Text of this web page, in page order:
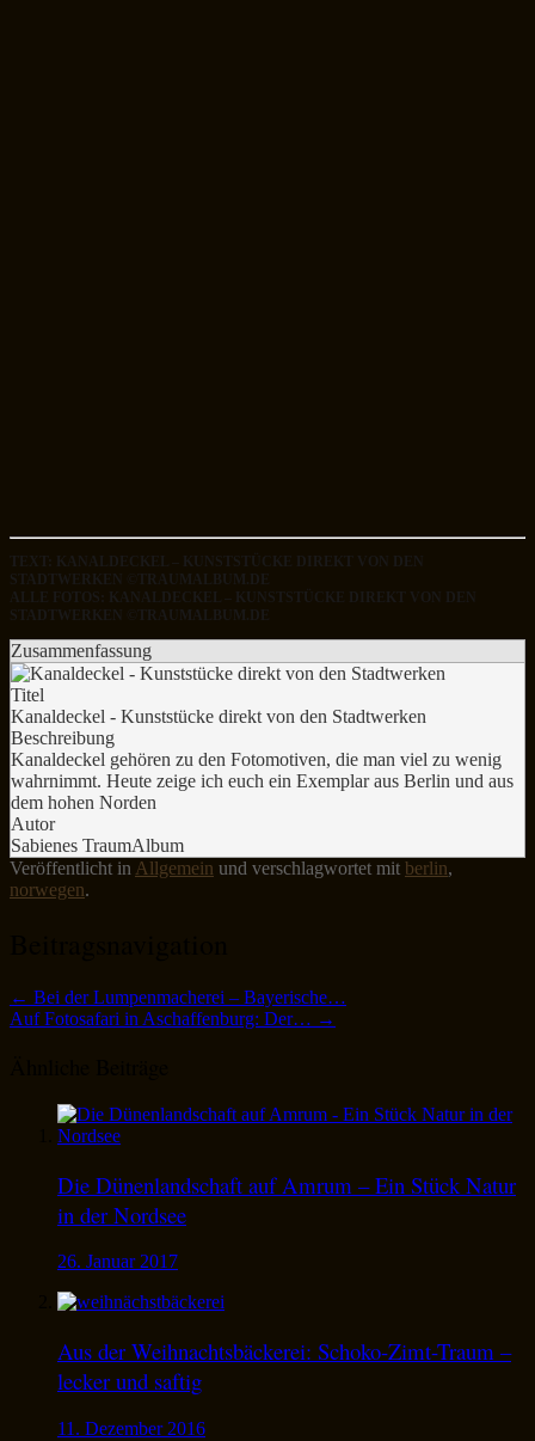
TEXT: KANALDECKEL – KUNSTSTÜCKE DIREKT VON DEN
STADTWERKEN ©TRAUMALBUM.DE
ALLE FOTOS: KANALDECKEL – KUNSTSTÜCKE DIREKT VON DEN
STADTWERKEN ©TRAUMALBUM.DE
Zusammenfassung
Titel
Kanaldeckel - Kunststücke direkt von den Stadtwerken
Beschreibung
Kanaldeckel gehören zu den Fotomotiven, die man viel zu wenig
wahrnimmt. Heute zeige ich euch ein Exemplar aus Berlin und aus
dem hohen Norden
Autor
Sabienes TraumAlbum
Veröffentlicht in Allgemein und verschlagwortet mit berlin,
norwegen.
← Bei der Lumpenmacherei – Bayerische…
Auf Fotosafari in Aschaffenburg: Der… →
Die Dünenlandschaft auf Amrum – Ein Stück Natur
in der Nordsee
26. Januar 2017
Aus der Weihnachtsbäckerei: Schoko-Zimt-Traum –
lecker und saftig
11. Dezember 2016